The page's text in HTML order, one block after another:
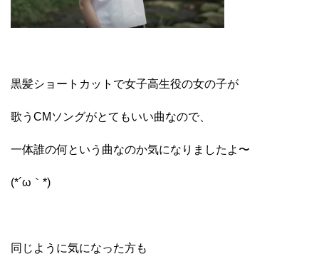
黒髪ショートカットで女子高生役の女の子が
歌うCMソングがとてもいい曲なので、
一体誰の何という曲なのか気になりましたよ〜
(*´ω｀*)
同じように気になった方も